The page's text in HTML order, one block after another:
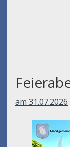
am 31.07.2026